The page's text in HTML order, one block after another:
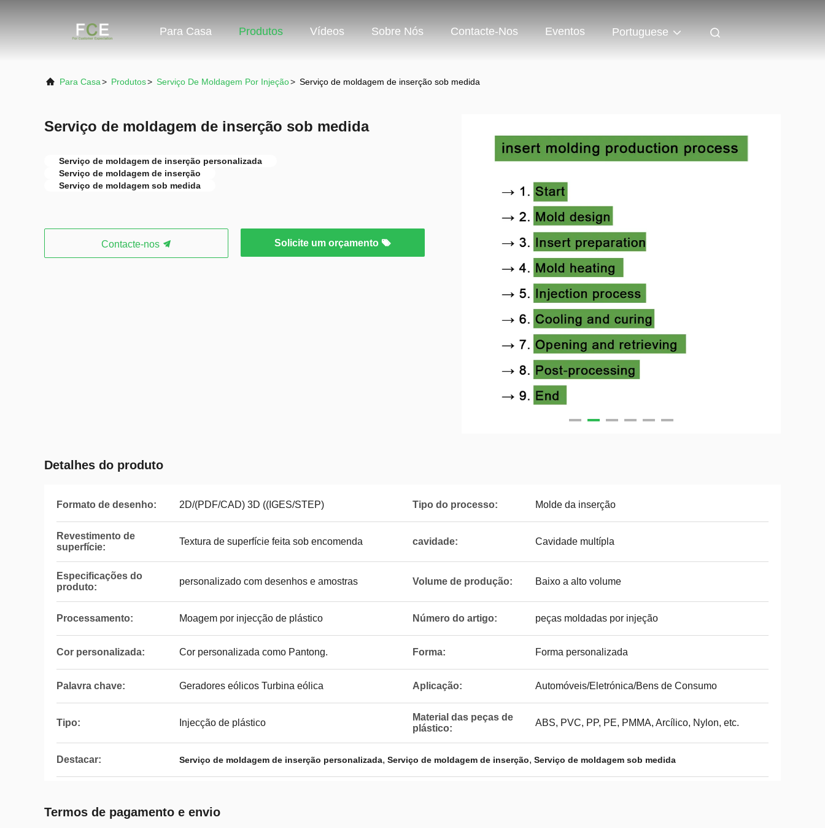
Para Casa Produtos Vídeos Sobre Nós Contacte-Nos Eventos Portuguese
Para Casa> Produtos> Serviço De Moldagem Por Injeção> Serviço de moldagem de inserção sob medida
Serviço de moldagem de inserção sob medida
Serviço de moldagem de inserção personalizada
Serviço de moldagem de inserção
Serviço de moldagem sob medida
Contacte-nos Solicite um orçamento
Detalhes do produto
Formato de desenho: 2D/(PDF/CAD) 3D ((IGES/STEP) Tipo do processo: Molde da inserção
Revestimento de
superfície:
Textura de superfície feita sob encomenda cavidade: Cavidade multípla
Especificações do
produto:
personalizado com desenhos e amostras Volume de produção: Baixo a alto volume
Processamento: Moagem por injecção de plástico Número do artigo: peças moldadas por injeção
Cor personalizada: Cor personalizada como Pantong. Forma: Forma personalizada
Palavra chave: Geradores eólicos Turbina eólica Aplicação: Automóveis/Eletrónica/Bens de Consumo
Tipo: Injecção de plástico
Material das peças de
plástico:
ABS, PVC, PP, PE, PMMA, Arcílico, Nylon, etc.
Destacar: Serviço de moldagem de inserção personalizada, Serviço de moldagem de inserção, Serviço de moldagem sob medida
Termos de pagamento e envio